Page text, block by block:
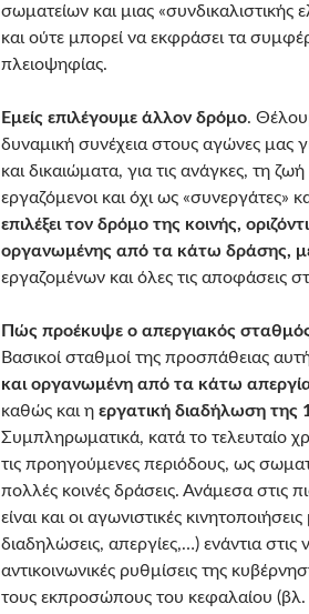
σωματείων και μιας «συνδικαλιστικής
και ούτε μπορεί να εκφράσει τα
πλειοψηφίας.
Εμείς επιλέγουμε άλλον δρόμο.
δυναμική συνέχεια στους αγώνες μας
και δικαιώματα, για τις ανάγκες, τη
εργαζόμενοι και όχι ως «συνεργάτες»
επιλέξει τον δρόμο της κοινής,
οργανωμένης από τα κάτω δράσης,
εργαζομένων και όλες τις αποφάσεις
Πώς προέκυψε ο απεργιακός
Βασικοί σταθμοί της προσπάθειας
και οργανωμένη από τα κάτω
καθώς και η εργατική διαδήλωση της
Συμπληρωματικά, κατά το τελευταίο
τις προηγούμενες περιόδους, ως
πολλές κοινές δράσεις. Ανάμεσα στις
είναι και οι αγωνιστικές
διαδηλώσεις, απεργίες,…) ενάντια στις
αντικοινωνικές ρυθμίσεις της
τους εκπροσώπους του κεφαλαίου (βλ.